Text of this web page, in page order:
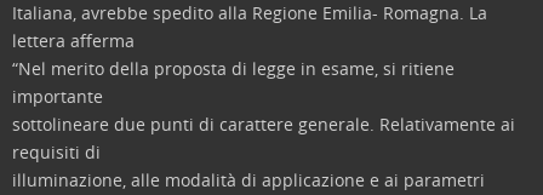
Italiana, avrebbe spedito alla Regione Emilia- Romagna. La
lettera afferma
“Nel merito della proposta di legge in esame, si ritiene
importante
sottolineare due punti di carattere generale. Relativamente ai
requisiti di
illuminazione, alle modalità di applicazione e ai parametri